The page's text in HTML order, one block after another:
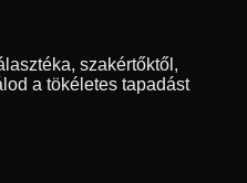
szakértőktől,
a tökéletes tapadást